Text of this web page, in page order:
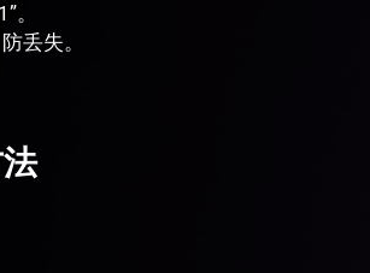
。
丢失。